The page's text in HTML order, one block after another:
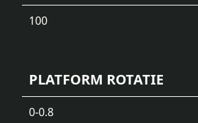
100
PLATFORM ROTATIE
0-0.8